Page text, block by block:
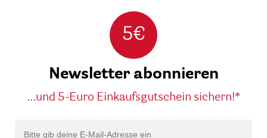
5€
Newsletter abonnieren
...und 5-Euro Einkaufsgutschein sichern!*